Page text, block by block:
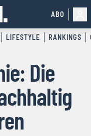
ABO
LIFESTYLE RANKINGS
Die